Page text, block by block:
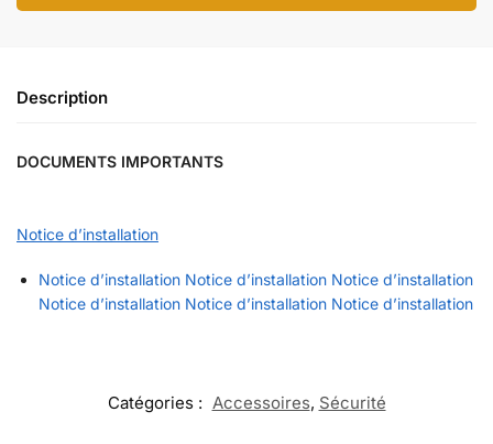
Description
DOCUMENTS IMPORTANTS
Notice d’installation
Notice d’installation Notice d’installation Notice d’installation
Notice d’installation Notice d’installation Notice d’installation
Catégories : Accessoires, Sécurité